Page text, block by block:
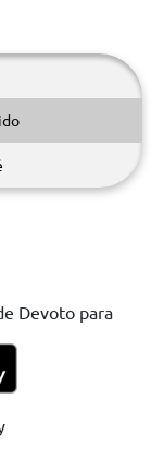
Devoto para